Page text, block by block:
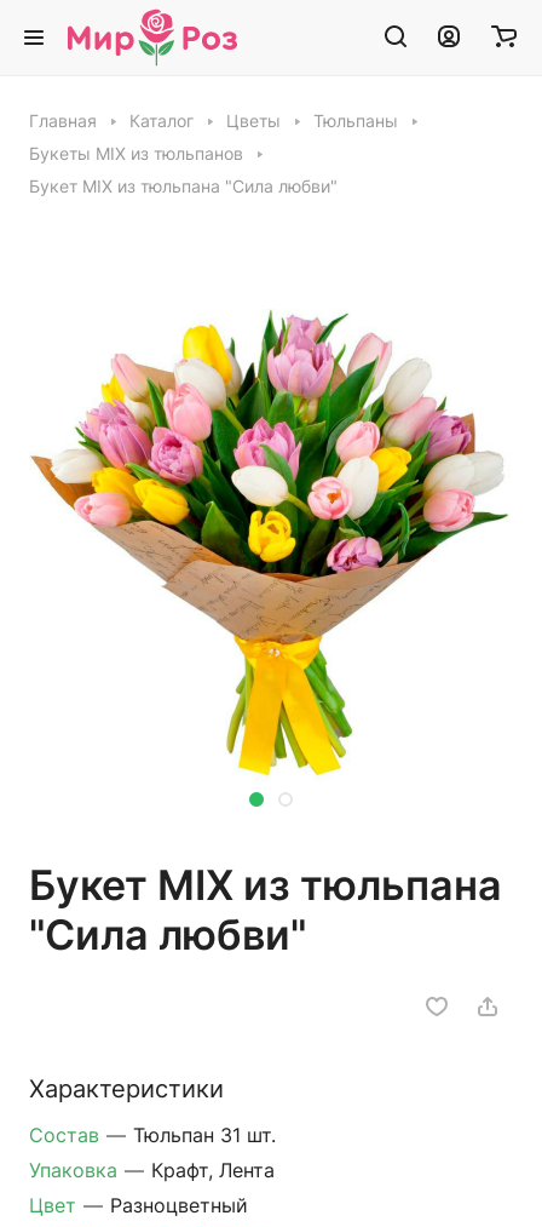
Главная Каталог Цветы
Тюльпаны
Букеты MIX из тюльпанов
Букет MIX из тюльпана "Сила любви"
Букет MIX из тюльпана
"Сила любви"
Характеристики
Состав — Тюльпан 31 шт.
Упаковка — Крафт, Лента
Цвет — Разноцветный